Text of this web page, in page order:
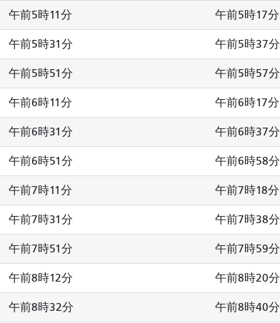
午前5時11分 午前5時17分
午前5時31分 午前5時37分
午前5時51分 午前5時57分
午前6時11分 午前6時17分
午前6時31分 午前6時37分
午前6時51分 午前6時58分
午前7時11分 午前7時18分
午前7時31分 午前7時38分
午前7時51分 午前7時59分
午前8時12分 午前8時20分
午前8時32分 午前8時40分